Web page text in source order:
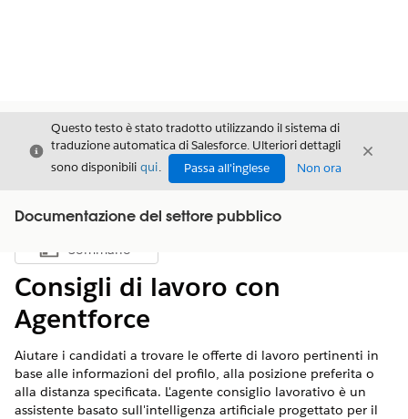
Chiudi
Questo testo è stato tradotto utilizzando il sistema di
traduzione automatica di Salesforce. Ulteriori dettagli
sono disponibili qui. Passa all'inglese Non ora
Chiudi
Documentazione del settore pubblico
Mostra sommario
Sommario
Consigli di lavoro con
Agentforce
Aiutare i candidati a trovare le offerte di lavoro pertinenti in
base alle informazioni del profilo, alla posizione preferita o
alla distanza specificata. L'agente consiglio lavorativo è un
assistente basato sull'intelligenza artificiale progettato per il